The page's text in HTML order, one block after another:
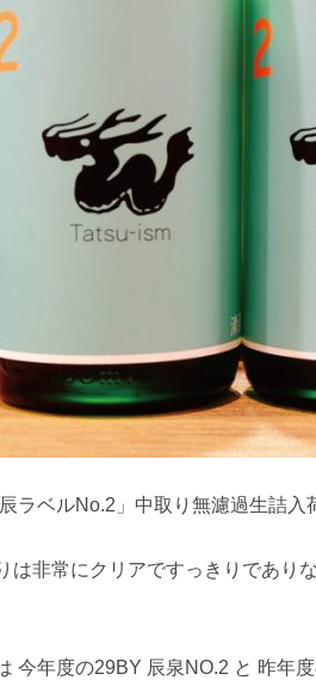
ラベルNo.2」中取り無濾過生詰入
は非常にクリアですっきりであり
今年度の29BY 辰泉NO.2 と 昨年